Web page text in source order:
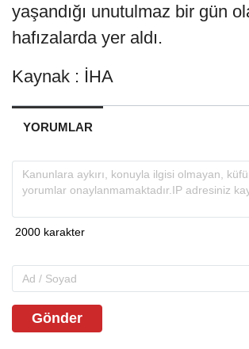
yaşandığı unutulmaz bir gün
hafızalarda yer aldı.
Kaynak : İHA
YORUMLAR
Gönder